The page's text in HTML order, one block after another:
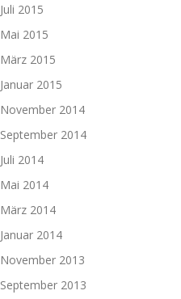
Juli 2015
Mai 2015
März 2015
Januar 2015
November 2014
September 2014
Juli 2014
Mai 2014
März 2014
Januar 2014
November 2013
September 2013